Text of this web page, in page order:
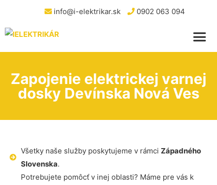
info@i-elektrikar.sk 0902 063 094
Zapojenie elektrickej varnej
dosky Devínska Nová Ves
Všetky naše služby poskytujeme v rámci Západného
Slovenska.
Potrebujete pomôcť v inej oblasti? Máme pre vás k